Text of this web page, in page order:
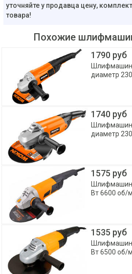
уточняйте у продавца цену,
товара!
Похожие
1790 руб
диаметр
1740 руб
диаметр
1575 руб
Вт 6600 об/
1535 руб
Вт 6500 об/